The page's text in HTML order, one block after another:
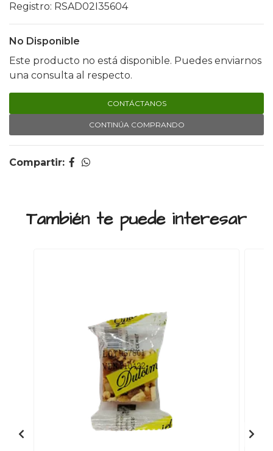
Registro: RSAD02I35604
No Disponible
Este producto no está disponible. Puedes enviarnos
una consulta al respecto.
CONTÁCTANOS
CONTINÚA COMPRANDO
Compartir:
También te puede interesar